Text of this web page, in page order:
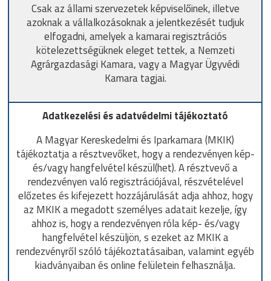
Csak az állami szervezetek képviselőinek, illetve
azoknak a vállalkozásoknak a jelentkezését tudjuk
elfogadni, amelyek a kamarai regisztrációs
kötelezettségüknek eleget tettek, a Nemzeti
Agrárgazdasági Kamara, vagy a Magyar Ügyvédi
Kamara tagjai.
Adatkezelési és adatvédelmi tájékoztató
A Magyar Kereskedelmi és Iparkamara (MKIK)
tájékoztatja a résztvevőket, hogy a rendezvényen kép-
és/vagy hangfelvétel készül(het). A résztvevő a
rendezvényen való regisztrációjával, részvételével
előzetes és kifejezett hozzájárulását adja ahhoz, hogy
az MKIK a megadott személyes adatait kezelje, így
ahhoz is, hogy a rendezvényen róla kép- és/vagy
hangfelvétel készüljön, s ezeket az MKIK a
rendezvényről szóló tájékoztatásaiban, valamint egyéb
kiadványaiban és online felületein felhasználja.